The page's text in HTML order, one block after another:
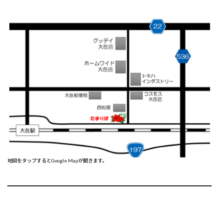
地図をタップするとGoogle Mapが開きます。